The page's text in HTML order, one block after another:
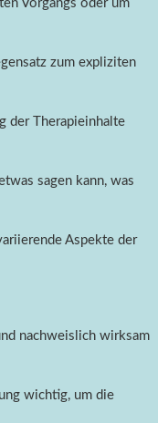
Vorgangs oder um
zum expliziten
der Therapieinhalte
sagen kann, was
Aspekte der
nachweislich wirksam
wichtig, um die